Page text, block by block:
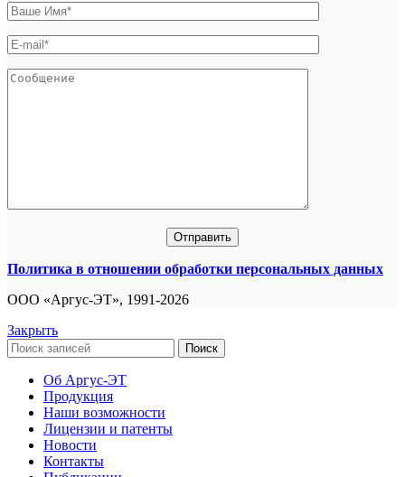
Политика в отношении обработки персональных данных
ООО «Аргус-ЭТ», 1991-2026
Закрыть
Поиск
Об Аргус-ЭТ
Продукция
Наши возможности
Лицензии и патенты
Новости
Контакты